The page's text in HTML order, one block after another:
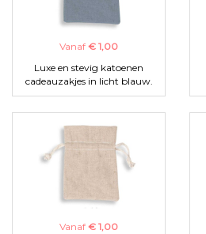
Vanaf € 1,00
Luxe en stevig katoenen
cadeauzakjes in licht blauw.
Vanaf € 1,00